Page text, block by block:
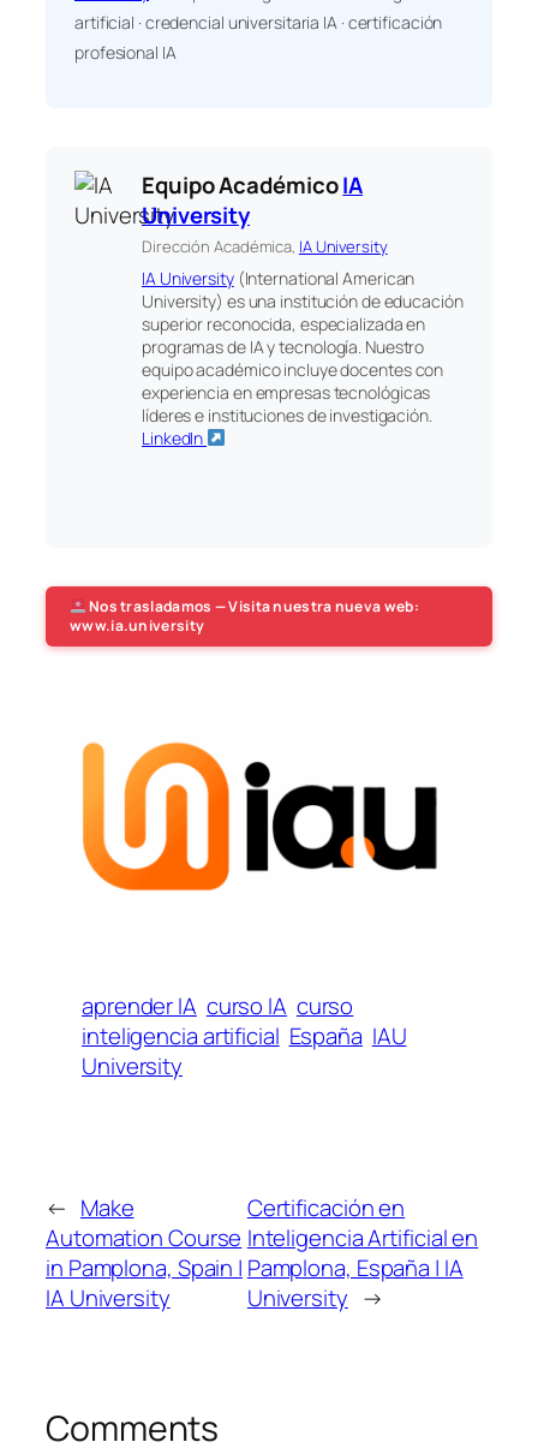
artificial · credencial universitaria IA · certificación
profesional IA
Equipo AcadémicoIA
University
Dirección Académica, IA University
IA University(International American
University) es una institución de educación
superior reconocida, especializada en
programas de IA y tecnología. Nuestro
equipo académico incluye docentes con
experiencia en empresas tecnológicas
líderes e instituciones de investigación.
LinkedIn
Nos trasladamos — Visita nuestra nueva web:
www.ia.university
aprender IA curso IA curso
inteligencia artificial España IAU
University
← Make
Automation Course
in Pamplona, Spain |
IA University
Certificación en
Inteligencia Artificial en
Pamplona, España | IA
University →
Comments